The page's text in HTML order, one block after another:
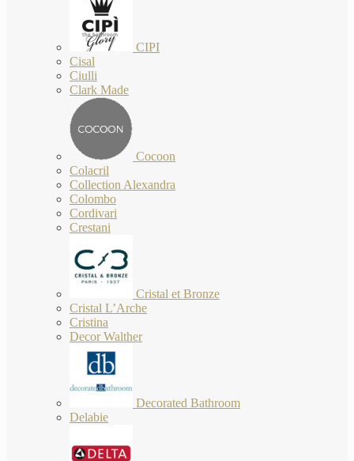
CIPI
Cisal
Ciulli
Clark Made
Cocoon
Colacril
Collection Alexandra
Colombo
Cordivari
Crestani
Cristal et Bronze
Cristal L’Arche
Cristina
Decor Walther
Decorated Bathroom
Delabie